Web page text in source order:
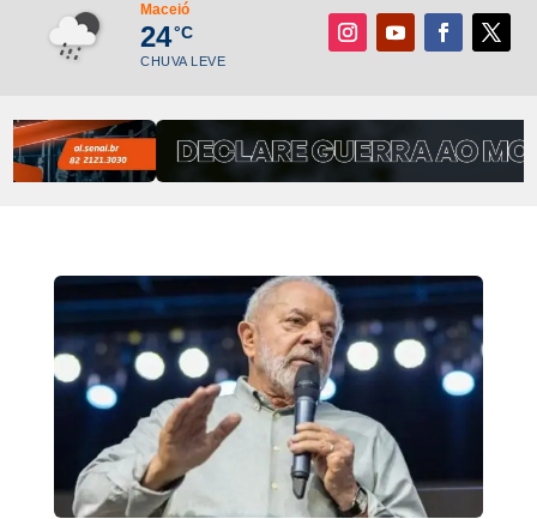
Maceió
24°C
CHUVA LEVE